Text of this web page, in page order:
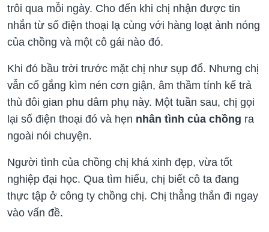
trôi qua mỗi ngày. Cho đến khi chị nhận được tin
nhắn từ số điện thoại lạ cùng với hàng loạt ảnh nóng
của chồng và một cô gái nào đó.
Khi đó bầu trời trước mặt chị như sụp đổ. Nhưng chị
vẫn cố gắng kìm nén cơn giận, âm thầm tính kế trả
thù đôi gian phu dâm phụ này. Một tuần sau, chị gọi
lại số điện thoại đó và hẹn nhân tình của chồng ra
ngoài nói chuyện.
Người tình của chồng chị khá xinh đẹp, vừa tốt
nghiệp đại học. Qua tìm hiểu, chị biết cô ta đang
thực tập ở công ty chồng chị. Chị thẳng thắn đi ngay
vào vấn đề.